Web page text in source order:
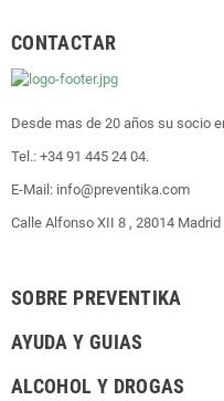
CONTACTAR
Desde mas de 20 años su socio
Tel.: +34 91 445 24 04.
E-Mail: info@preventika.com
Calle Alfonso XII 8 , 28014 Madrid
SOBRE PREVENTIKA
AYUDA Y GUIAS
ALCOHOL Y DROGAS